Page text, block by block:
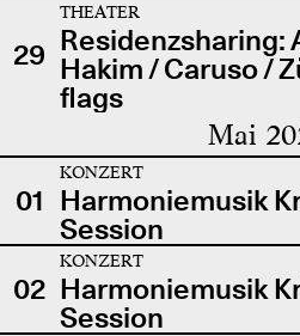
29
THEATER
Residenzsharing:
Hakim / Caruso /
flags
Mai
01
KONZERT
Harmoniemusik
Session
02
KONZERT
Harmoniemusik
Session